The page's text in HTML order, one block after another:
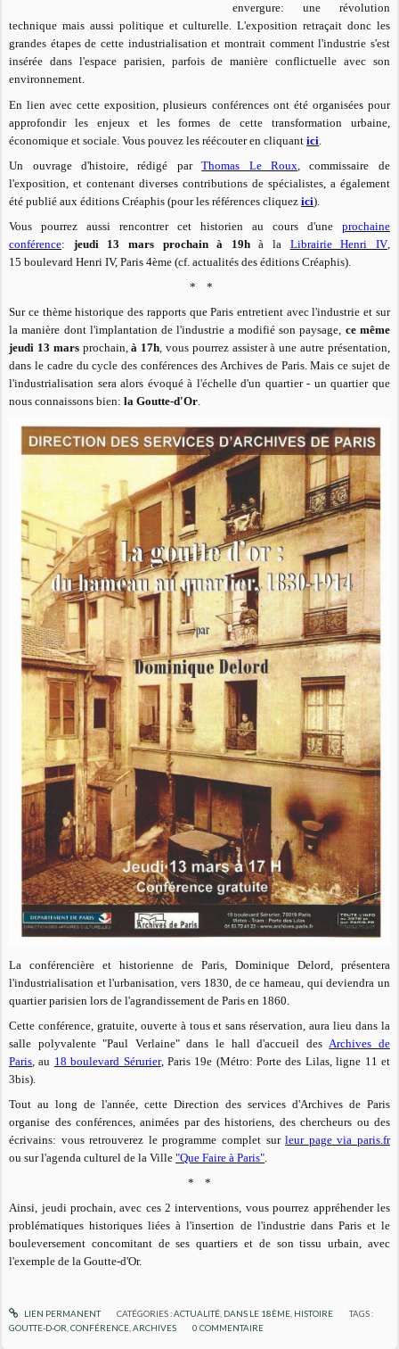
envergure: une révolution
technique mais aussi politique et culturelle. L'exposition retraçait donc les
grandes étapes de cette industrialisation et montrait comment l'industrie s'est
insérée dans l'espace parisien, parfois de manière conflictuelle avec son
environnement.
En lien avec cette exposition, plusieurs conférences ont été organisées pour
approfondir les enjeux et les formes de cette transformation urbaine,
économique et sociale. Vous pouvez les réécouter en cliquantici
Un ouvrage d'histoire, rédigé parThomas Le Roux , commissaire de
l'exposition, et contenant diverses contributions de spécialistes, a également
été publié aux éditions Créaphis (pour les références cliquezici).
Vous pourrez aussi rencontrer cet historien au cours d'une prochaine
conférence: jeudi 13 mars prochain à 19hà la Librairie Henri IV,
15 boulevard Henri IV, Paris 4ème (cf. actualités des éditions Créaphis).
* *
Sur ce thème historique des rapports que Paris entretient avec l'industrie et sur
la manière dont l'implantation de l'industrie a modifié son paysage, ce même
jeudi 13 marsprochain,à 17h, vous pourrez assister à une autre présentation,
dans le cadre du cycle des conférences des Archives de Paris. Mais ce sujet de
l'industrialisation sera alors évoqué à l'échelle d'un quartier - un quartier que
nous connaissons bien:la Goutte-d'Or.
La conférencière et historienne de Paris, Dominique Delord, présentera
l'industrialisation et l'urbanisation, vers 1830, de ce hameau, qui deviendra un
quartier parisien lors de l'agrandissement de Paris en 1860.
Cette conférence, gratuite, ouverte à tous et sans réservation, aura lieu dans la
salle polyvalente "Paul Verlaine" dans le hall d'accueil des Archives de
Paris , au 18 boulevard Sérurier, Paris 19e (Métro: Porte des Lilas, ligne 11 et
3bis).
Tout au long de l'année, cette Direction des services d'Archives de Paris
organise des conférences, animées par des historiens, des chercheurs ou des
écrivains: vous retrouverez le programme complet surleur pagevia paris.fr
ou sur l'agenda culturel de la Ville"Que Faire à Paris"
* *
Ainsi, jeudi prochain, avec ces 2 interventions, vous pourrez appréhender les
problématiques historiques liées à l'insertion de l'industrie dans Paris et le
bouleversement concomitant de ses quartiers et de son tissu urbain, avec
l'exemple de la Goutte-d'Or.
LIEN PERMANENT CATÉGORIES :ACTUALITÉ, DANS LE 18ÈME, HISTOIRE
TAGS :
GOUTTE-D-OR ,CONFÉRENCE ,ARCHIVES 0 COMMENTAIRE